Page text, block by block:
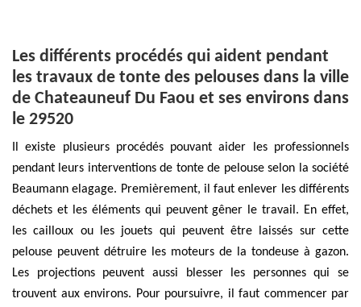
Les différents procédés qui aident pendant
les travaux de tonte des pelouses dans la ville
de Chateauneuf Du Faou et ses environs dans
le 29520
Il existe plusieurs procédés pouvant aider les professionnels
pendant leurs interventions de tonte de pelouse selon la société
Beaumann elagage. Premièrement, il faut enlever les différents
déchets et les éléments qui peuvent gêner le travail. En effet,
les cailloux ou les jouets qui peuvent être laissés sur cette
pelouse peuvent détruire les moteurs de la tondeuse à gazon.
Les projections peuvent aussi blesser les personnes qui se
trouvent aux environs. Pour poursuivre, il faut commencer par